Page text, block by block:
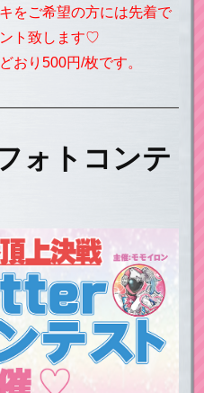
をご希望の方には先着で
ト致します♡
おり500円/枚です。
ォトコンテ